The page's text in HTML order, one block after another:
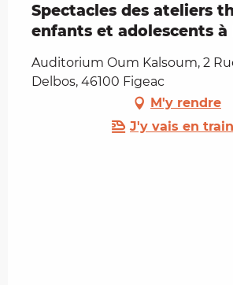
Spectacles des ateliers
enfants et adolescents à
Auditorium Oum Kalsoum, 2
Delbos, 46100 Figeac
M'y rendre
J'y vais en